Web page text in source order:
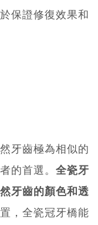
保證修復效果和
牙齒極為相似的
的首選。 全瓷牙
牙齒的顏色和透
，全瓷冠牙橋能